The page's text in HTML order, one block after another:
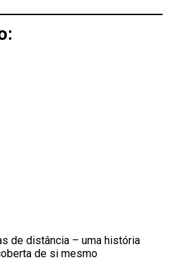
de distância – uma história
de si mesmo